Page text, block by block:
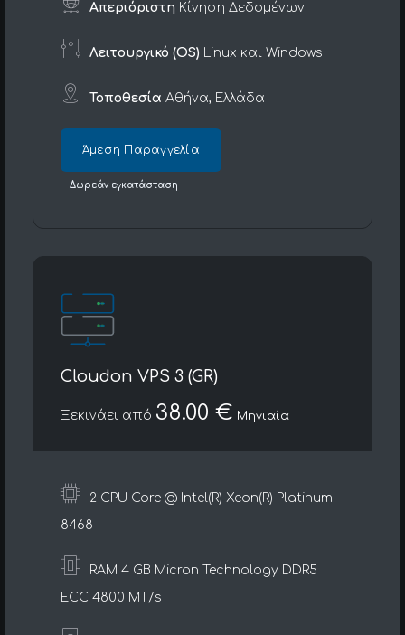
Απεριόριστη Κίνηση Δεδομένων
Λειτουργικό (OS) Linux και Windows
Τοποθεσία Αθήνα, Ελλάδα
Άμεση Παραγγελία
Δωρεάν εγκατάσταση
Cloudon VPS 3 (GR)
Ξεκινάει από 38.00 € Μηνιαία
2 CPU Core @ Intel(R) Xeon(R) Platinum
8468
RAM 4 GB Micron Technology DDR5
ECC 4800 MT/s